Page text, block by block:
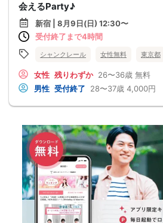
会えるParty♪
新宿 | 8月9日(日) 12:30〜
受付終了まで4時間
シャンクレール 女性無料 東京都
女性 残りわずか 26〜36歳 無料
男性 受付終了 28〜37歳 4,000円